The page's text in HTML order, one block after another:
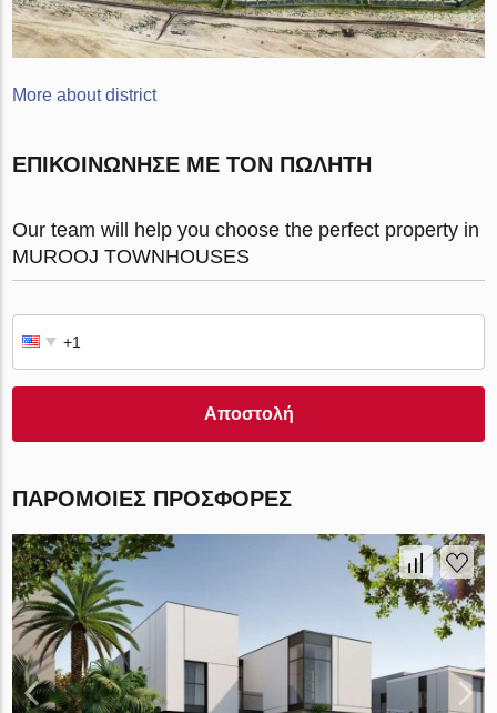
More about district
ΕΠΙΚΟΙΝΏΝΗΣΕ ΜΕ ΤΟΝ ΠΩΛΗΤΉ
Our team will help you choose the perfect property in
MUROOJ TOWNHOUSES
Αποστολή
ΠΑΡΌΜΟΙΕΣ ΠΡΟΣΦΟΡΈΣ